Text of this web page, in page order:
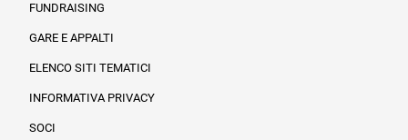
FUNDRAISING
GARE E APPALTI
ELENCO SITI TEMATICI
INFORMATIVA PRIVACY
SOCI